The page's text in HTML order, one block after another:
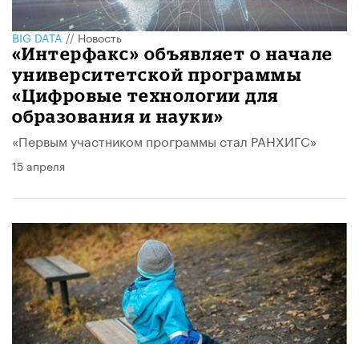
BIG DATA//Новость
«Интерфакс» объявляет о начале
университетской программы
«Цифровые технологии для
образования и науки»
«Первым участником программы стал РАНХИГС»
15 апреля